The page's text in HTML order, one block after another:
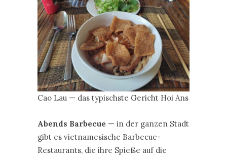
Cao Lau — das typischste Gericht Hoi Ans
Abends Barbecue — in der ganzen Stadt
gibt es vietnamesische Barbecue-
Restaurants, die ihre Spieße auf die